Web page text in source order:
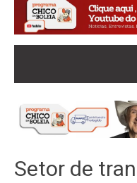
Setor de